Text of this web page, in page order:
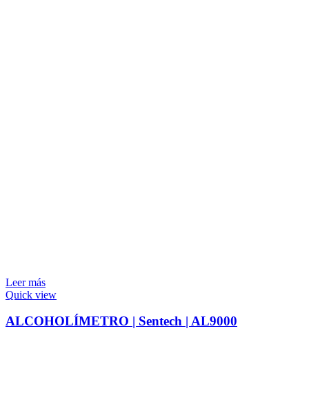
Leer más
Quick view
ALCOHOLÍMETRO | Sentech | AL9000